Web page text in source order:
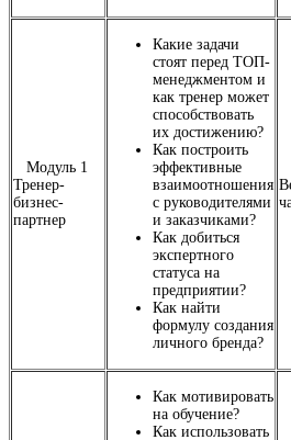
Модуль 1
Тренер-
бизнес-
партнер
Какие задачи
стоят перед ТОП-
менеджментом и
как тренер может
способствовать
их достижению?
Как построить
эффективные
взаимоотношения
с руководителями
и заказчиками?
Как добиться
экспертного
статуса на
предприятии?
Как найти
формулу создания
личного бренда?
Как мотивировать
на обучение?
Как использовать